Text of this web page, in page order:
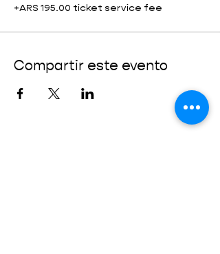
+ARS 195.00 ticket service fee
Compartir este evento